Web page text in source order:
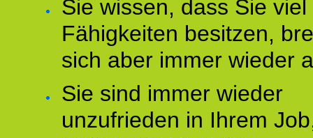
Sie wissen, dass Sie
Fähigkeiten besitzen,
sich aber immer wieder
Sie sind immer wieder
unzufrieden in Ihrem